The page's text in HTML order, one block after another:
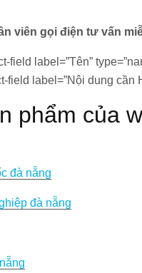
viên gọi điện tư vấn
field label=”Tên”
field label=”Nội dung cần
phẩm của
đà nẵng
đà nẵng